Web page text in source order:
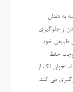
به دندان
و جلوگیری
طبیعی خود
موجب حفظ
فک از
می کند.